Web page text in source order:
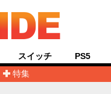
特集
スイッチ PS5